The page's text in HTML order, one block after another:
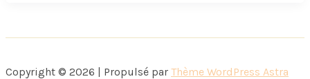
écrivains
Copyright © 2026 | Propulsé par Thème WordPress Astra